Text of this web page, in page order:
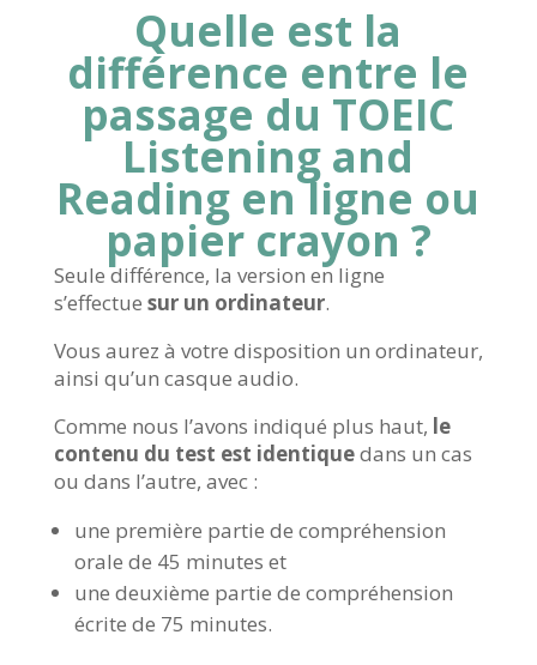
Quelle est la
différence entre le
passage du TOEIC
Listening and
Reading en ligne ou
papier crayon ?
Seule différence, la version en ligne
s’effectue sur un ordinateur.
Vous aurez à votre disposition un ordinateur,
ainsi qu’un casque audio.
Comme nous l’avons indiqué plus haut, le
contenu du test est identiquedans un cas
ou dans l’autre, avec :
une première partie de compréhension
orale de 45 minutes et
une deuxième partie de compréhension
écrite de 75 minutes.